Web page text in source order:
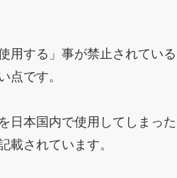
用する」事が禁止されている
点です。
日本国内で使用してしまった
載されています。